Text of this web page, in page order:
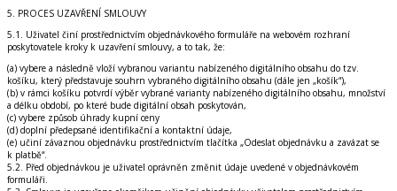
5. PROCES UZAVŘENÍ SMLOUVY
5.1. Uživatel činí prostřednictvím objednávkového formuláře na webovém rozhraní
poskytovatele kroky k uzavření smlouvy, a to tak, že:
(a) vybere a následně vloží vybranou variantu nabízeného digitálního obsahu do tzv.
košíku, který představuje souhrn vybraného digitálního obsahu (dále jen „košík“),
(b) v rámci košíku potvrdí výběr vybrané varianty nabízeného digitálního obsahu, množství
a délku období, po které bude digitální obsah poskytován,
(c) vybere způsob úhrady kupní ceny
(d) doplní předepsané identifikační a kontaktní údaje,
(e) učiní závaznou objednávku prostřednictvím tlačítka „Odeslat objednávku a zavázat se
k platbě“.
5.2. Před objednávkou je uživatel oprávněn změnit údaje uvedené v objednávkovém
formuláři.